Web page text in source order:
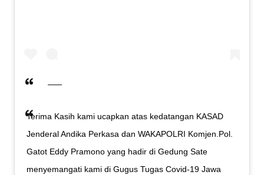
Terima Kasih kami ucapkan atas kedatangan KASAD
Jenderal Andika Perkasa dan WAKAPOLRI Komjen.Pol.
Gatot Eddy Pramono yang hadir di Gedung Sate
menyemangati kami di Gugus Tugas Covid-19 Jawa